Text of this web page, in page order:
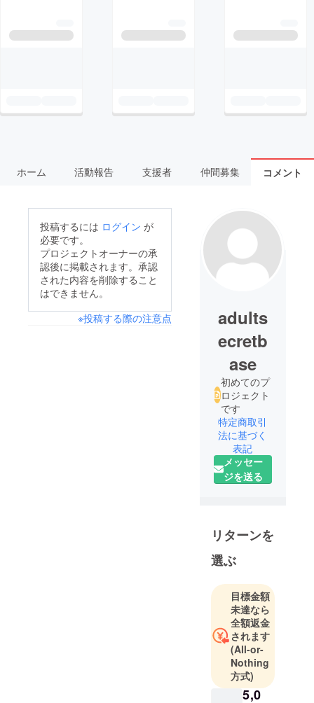
ホーム 活動報告 支援者 仲間募集 コメント
投稿するには ログイン が
必要です。
プロジェクトオーナーの承
認後に掲載されます。承認
された内容を削除すること
はできません。
※投稿する際の注意点
adults
ecretb
ase
初めてのプ
ロジェクト
です
特定商取引
法に基づく
表記
メッセー
ジを送る
リターンを
選ぶ
目標金額
未達なら
全額返金
されます
(All-or-
Nothing
方式)
5,0